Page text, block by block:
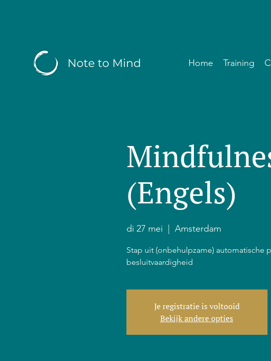
Note to Mind Home Training
(Engels)
di 27 mei Amsterdam
Stap uit (onbehulpzame) automatische
besluitvaardigheid
Je registratie is voltooid
Bekijk andere opties